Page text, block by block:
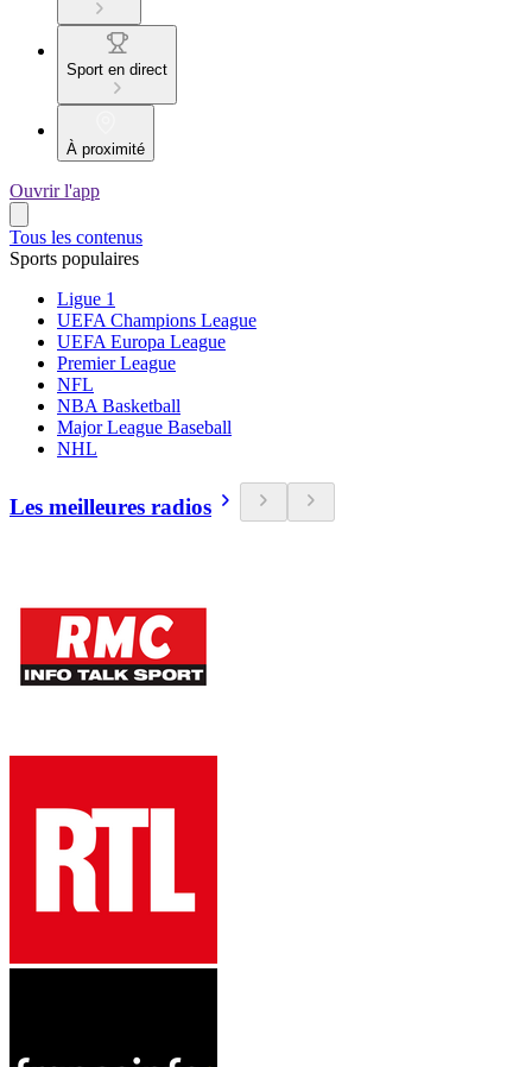
Sport en direct
À proximité
Ouvrir l'app
Tous les contenus
Sports populaires
Ligue 1
UEFA Champions League
UEFA Europa League
Premier League
NFL
NBA Basketball
Major League Baseball
NHL
Les meilleures radios